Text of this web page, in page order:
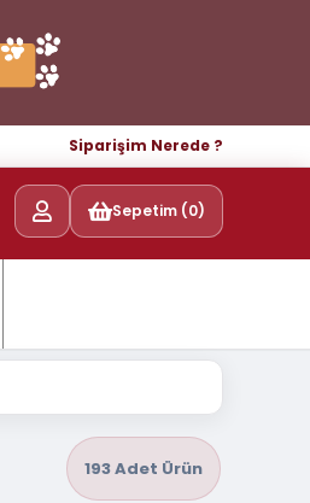
Siparişim Nerede ?
Sepetim (0)
193 Adet Ürün